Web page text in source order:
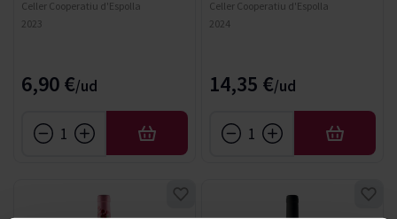
Celler Cooperatiu d'Espolla
2023
6,90 €
AFEGIR
Celler Cooperatiu d'Espolla
2024
14,35 €
AFEGIR